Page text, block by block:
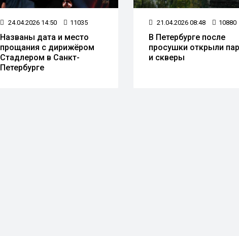
24.04.2026 14:50 11035
Названы дата и место
прощания с дирижёром
Стадлером в Санкт-
Петербурге
21.04.2026 08:48 10880
В Петербурге после
просушки открыли
и скверы